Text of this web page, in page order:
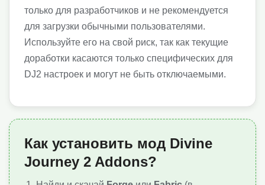
только для разработчиков и не рекомендуется
для загрузки обычными пользователями.
Используйте его на свой риск, так как текущие
доработки касаются только специфических для
DJ2 настроек и могут не быть отключаемыми.
Как установить мод Divine
Journey 2 Addons?